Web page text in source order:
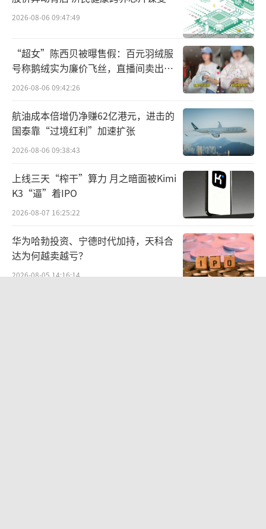
2026-08-06 09:47:49
“超女”陈西贝被曝售假：百元羽绒服
号称鹅绒实为廉价飞丝，直播间卖出超
百万元
2026-08-06 09:42:26
航油成本倍增仍净赚62亿港元，进击的
国泰靠“过境红利”加速扩张
2026-08-06 09:38:43
上线三天“榨干”算力 月之暗面被Kimi
K3“逼”着IPO
2026-08-07 16:25:22
华为哈勃投资、宁德时代加持，天科合
达为何越卖越亏？
2026-08-05 14:16:14